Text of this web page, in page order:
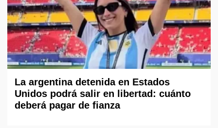
La argentina detenida en Estados
Unidos podrá salir en libertad: cuánto
deberá pagar de fianza